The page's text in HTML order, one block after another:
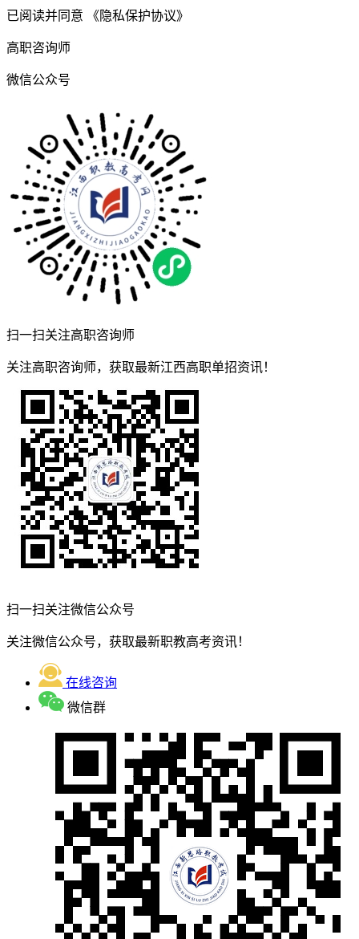
已阅读并同意 《隐私保护协议》
高职咨询师
微信公众号
扫一扫关注高职咨询师
关注高职咨询师，获取最新江西高职单招资讯！
扫一扫关注微信公众号
关注微信公众号，获取最新职教高考资讯！
在线咨询
微信群